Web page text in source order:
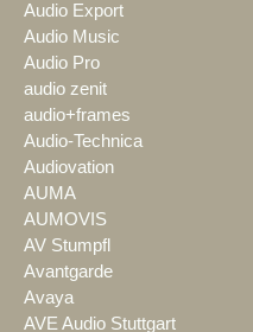
Audio Export
Audio Music
Audio Pro
audio zenit
audio+frames
Audio-Technica
Audiovation
AUMA
AUMOVIS
AV Stumpfl
Avantgarde
Avaya
AVE Audio Stuttgart